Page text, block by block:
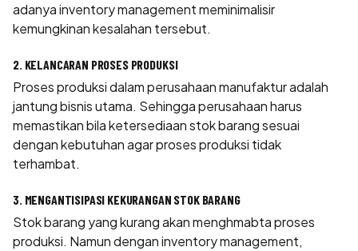
adanya inventory management meminimalisir
kemungkinan kesalahan tersebut.
2. KELANCARAN PROSES PRODUKSI
Proses produksi dalam perusahaan manufaktur adalah
jantung bisnis utama. Sehingga perusahaan harus
memastikan bila ketersediaan stok barang sesuai
dengan kebutuhan agar proses produksi tidak
terhambat.
3. MENGANTISIPASI KEKURANGAN STOK BARANG
Stok barang yang kurang akan menghmabta proses
produksi. Namun dengan inventory management,